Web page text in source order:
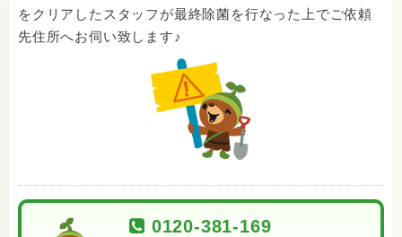
をクリアしたスタッフが最終除菌を行なった上でご依頼
先住所へお伺い致します♪
0120-381-169